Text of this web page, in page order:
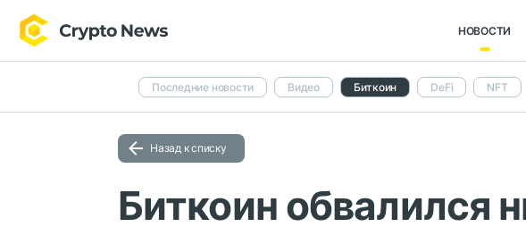
НОВОСТИ
Последние новости Видео Биткоин DeFi NFT
Назад к списку
Биткоин обвалился